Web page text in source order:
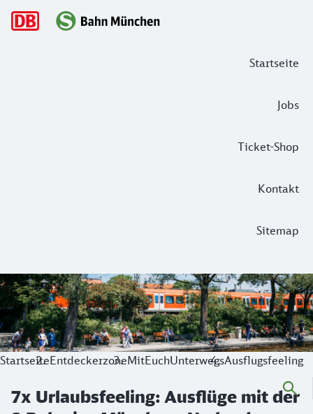
Startseite
Jobs
Ticket-Shop
Kontakt
Sitemap
Hauptnavigation
7x Urlaubsfeeling: Ausflüge mit der
StartseiteEntdeckerzoneMitEuchUnterwegsAusflugsfeeling
7x Urlaubsfeeling: Ausflüge mit der